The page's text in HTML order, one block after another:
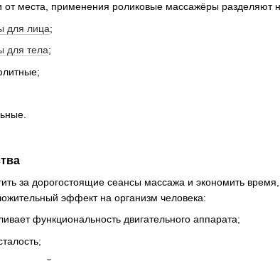
от места, применения роликовые массажёры разделяют
для лица;
для тела;
за дорогостоящие сеансы массажа и экономить
эффект на организм человека:
функциональность двигательного аппарата;